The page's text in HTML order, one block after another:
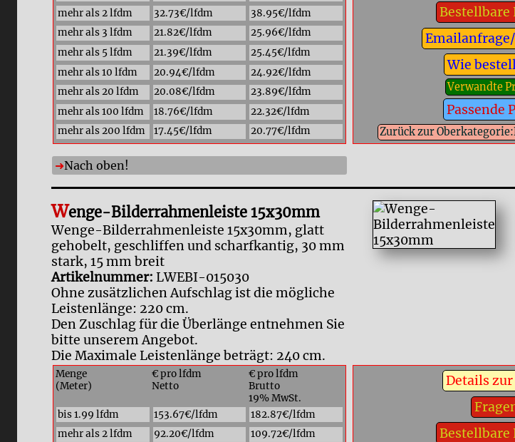
mehr als 2 lfdm
32.73€/lfdm
38.95€/lfdm
mehr als 3 lfdm
21.82€/lfdm
25.96€/lfdm
mehr als 5 lfdm
21.39€/lfdm
25.45€/lfdm
mehr als 10 lfdm
20.94€/lfdm
24.92€/lfdm
mehr als 20 lfdm
20.08€/lfdm
23.89€/lfdm
mehr als 100 lfdm
18.76€/lfdm
22.32€/lfdm
mehr als 200 lfdm
17.45€/lfdm 20.77€/lfdm
Bestellbare
Wie
Verwandte
Passende
Zurück zur
Nach oben!
Wenge-Bilderrahmenleiste 15x30mm
Wenge-Bilderrahmenleiste 15x30mm, glatt
gehobelt, geschliffen und scharfkantig, 30 mm
stark, 15 mm breit
Artikelnummer: LWEBI-015030
Ohne zusätzlichen Aufschlag ist die mögliche
Leistenlänge: 220 cm.
Den Zuschlag für die Überlänge entnehmen Sie
bitte unserem Angebot.
Die Maximale Leistenlänge beträgt: 240 cm.
Menge
(Meter)
€ pro lfdm
Netto
€ pro lfdm
Brutto
19% MwSt.
bis 1.99 lfdm
153.67€/lfdm
182.87€/lfdm
mehr als 2 lfdm
92.20€/lfdm
109.72€/lfdm
Details
Bestellbare